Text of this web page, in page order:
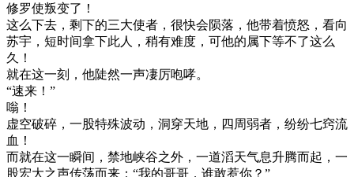
修罗使叛变了！
这么下去，剩下的三大使者，很快会陨落，他带着愤怒，看向
苏宇，短时间拿下此人，稍有难度，可他的属下等不了这么
久！
就在这一刻，他陡然一声凄厉咆哮。
“速来！”
嗡！
虚空破碎，一股特殊波动，洞穿天地，四周弱者，纷纷七窍流
血！
而就在这一瞬间，禁地峡谷之外，一道滔天气息升腾而起，一
股宏大之声传荡而来：“我的哥哥，谁敢惹你？”